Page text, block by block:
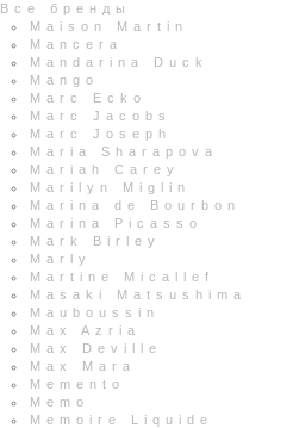
Все бренды
Maison Martin
Mancera
Mandarina Duck
Mango
Marc Ecko
Marc Jacobs
Marc Joseph
Maria Sharapova
Mariah Carey
Marilyn Miglin
Marina de Bourbon
Marina Picasso
Mark Birley
Marly
Martine Micallef
Masaki Matsushima
Mauboussin
Max Azria
Max Deville
Max Mara
Memento
Memo
Memoire Liquide